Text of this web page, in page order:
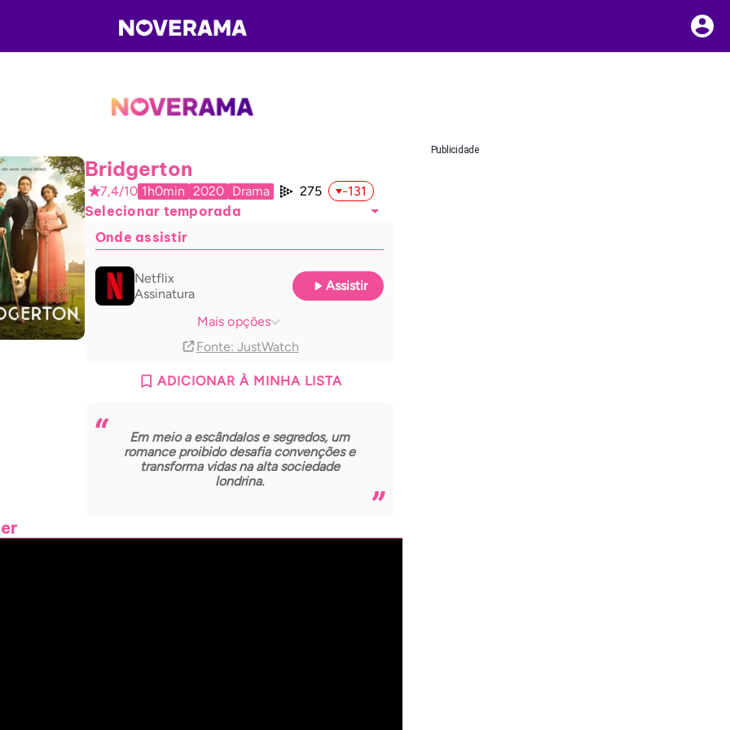
Publicidade
Bridgerton
7,4/10 1h0min 2020 Drama 275 -131
Selecionar temporada
Onde assistir
Netflix
Assinatura
Assistir
AssinaturaMais opções
Fonte: JustWatch
ADICIONAR À MINHA LISTA
Em meio a escândalos e segredos, um
romance proibido desafia convenções e
transforma vidas na alta sociedade
londrina.